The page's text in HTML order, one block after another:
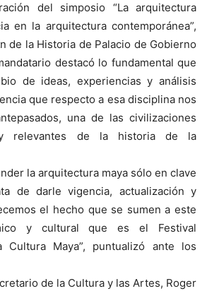
del simposio “La arquitectura
en la arquitectura contemporánea”,
de la Historia de Palacio de Gobierno
destacó lo fundamental que
de ideas, experiencias y análisis
que respecto a esa disciplina nos
una de las civilizaciones
y relevantes de la historia de la
la arquitectura maya sólo en clave
de darle vigencia, actualización y
el hecho que se sumen a este
y cultural que es el Festival
Cultura Maya”, puntualizó ante los
de la Cultura y las Artes, Roger